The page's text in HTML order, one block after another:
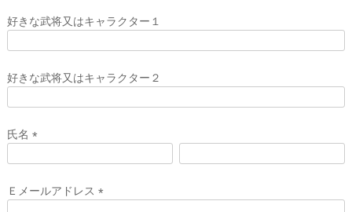
好きな武将又はキャラクター１
好きな武将又はキャラクター２
氏名
須
)
Ｅメールアドレス